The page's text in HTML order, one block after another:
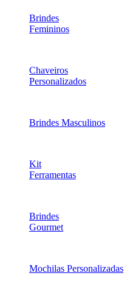
Brindes
Femininos
Chaveiros
Personalizados
Brindes Masculinos
Kit
Ferramentas
Brindes
Gourmet
Mochilas Personalizadas